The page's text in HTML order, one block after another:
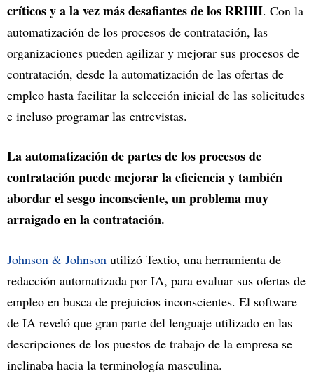
críticos y a la vez más desafiantes de los RRHH. Con la
automatización de los procesos de contratación, las
organizaciones pueden agilizar y mejorar sus procesos de
contratación, desde la automatización de las ofertas de
empleo hasta facilitar la selección inicial de las solicitudes
e incluso programar las entrevistas.
La automatización de partes de los procesos de
contratación puede mejorar la eficiencia y también
abordar el sesgo inconsciente, un problema muy
arraigado en la contratación.
Johnson & Johnson utilizó Textio, una herramienta de
redacción automatizada por IA, para evaluar sus ofertas de
empleo en busca de prejuicios inconscientes. El software
de IA reveló que gran parte del lenguaje utilizado en las
descripciones de los puestos de trabajo de la empresa se
inclinaba hacia la terminología masculina.